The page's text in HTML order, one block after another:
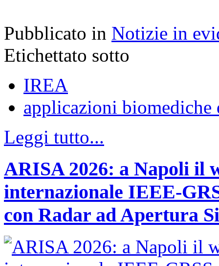
Pubblicato in Notizie in
Etichettato sotto
IREA
applicazioni
Leggi tutto...
ARISA 2026: a Napoli il
internazionale IEEE-
con Radar ad Apertura